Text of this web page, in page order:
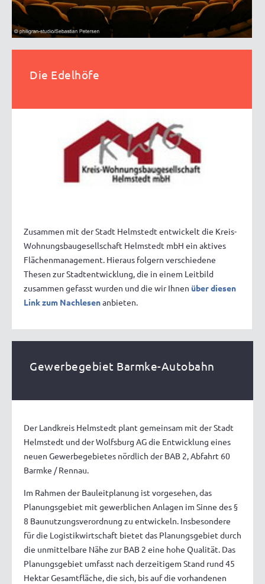
Die Edelhöfe
Zusammen mit der Stadt Helmstedt entwickelt die Kreis-
Wohnungsbaugesellschaft Helmstedt mbH ein aktives
Flächenmanagement. Hieraus folgern verschiedene
Thesen zur Stadtentwicklung, die in einem Leitbild
zusammen gefasst wurden und die wir Ihnen über diesen
Link zum Nachlesenanbieten.
Gewerbegebiet Barmke-Autobahn
Der Landkreis Helmstedt plant gemeinsam mit der Stadt
Helmstedt und der Wolfsburg AG die Entwicklung eines
neuen Gewerbegebietes nördlich der BAB 2, Abfahrt 60
Barmke / Rennau.
Im Rahmen der Bauleitplanung ist vorgesehen, das
Planungsgebiet mit gewerblichen Anlagen im Sinne des §
8 Baunutzungsverordnung zu entwickeln. Insbesondere
für die Logistikwirtschaft bietet das Planungsgebiet durch
die unmittelbare Nähe zur BAB 2 eine hohe Qualität. Das
Planungsgebiet umfasst nach derzeitigem Stand rund 45
Hektar Gesamtfläche, die sich, bis auf die vorhandenen